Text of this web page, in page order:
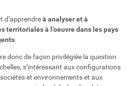
d’apprendreà analyser et à
territoriales à l’oeuvre dans les pays
.
donc de façon privilégiée la question
s’intéressant aux configurations
et environnements et aux